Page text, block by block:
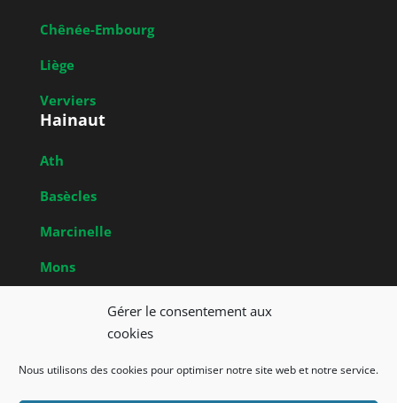
Gérer le consentement aux
cookies
Nous utilisons des cookies pour optimiser notre site web et notre service.
Chênée-Embourg
Liège
Verviers
Hainaut
Ath
Basècles
Marcinelle
Mons
Obrecheuil
Brabant Wallon
Nivelles